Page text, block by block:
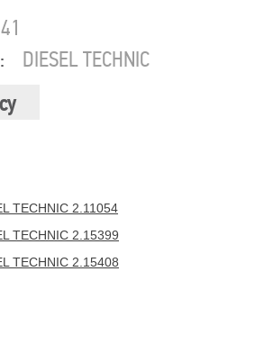
DIESEL TECHNIC
TECHNIC 2.11054
TECHNIC 2.15399
TECHNIC 2.15408